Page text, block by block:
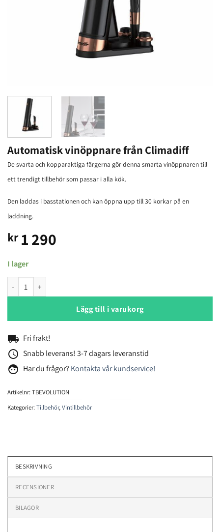
Automatisk vinöppnare från Climadiff
De svarta och kopparaktiga färgerna gör denna smarta vinöppnaren till
ett trendigt tillbehör som passar i alla kök.
Den laddas i basstationen och kan öppna upp till 30 korkar på en
laddning.
kr1 290
I lager
Automatisk vinöppnare från Climadiff mängd
Lägg till i varukorg
local_shipping Fri frakt!
access_time Snabb leverans! 3-7 dagars leveranstid
face Har du frågor? Kontakta vår kundservice!
Artikelnr:TBEVOLUTION
Kategorier:Tillbehör,Vintillbehör
BESKRIVNING
RECENSIONER
BILAGOR